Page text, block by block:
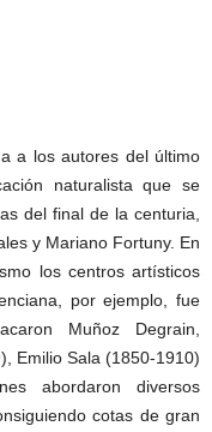
a los autores del último
naturalista que se
del final de la centuria,
y Mariano Fortuny. En
los centros artísticos
por ejemplo, fue
Muñoz Degrain,
Emilio Sala (1850-1910)
abordaron diversos
cotas de gran